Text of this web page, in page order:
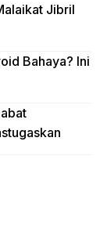
Jibril
Bahaya? Ini